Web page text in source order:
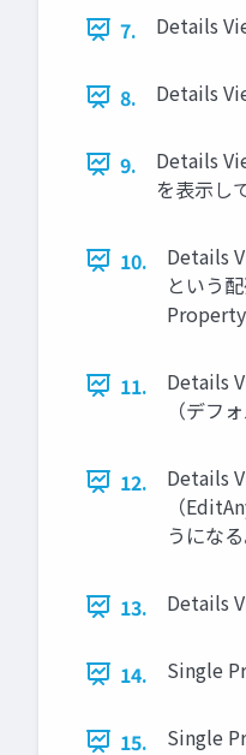
7. Details
8. Details
9.
Details
を表示し
10.
Details
という
11.
Details
（デフ
12.
Details
（
うにな
13. Details
14. Single
15.
Single